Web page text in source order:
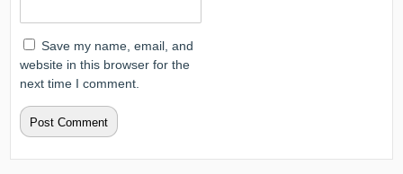
Save my name, email, and
website in this browser for the
next time I comment.